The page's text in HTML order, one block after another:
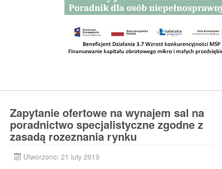
Zapytanie ofertowe na wynajem sal na
poradnictwo specjalistyczne zgodne z
zasadą rozeznania rynku
Utworzono: 21 luty 2019